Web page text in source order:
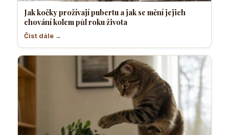
Jak kočky prožívají pubertu a jak se mění jejich
chování kolem půl roku života
Číst dále →